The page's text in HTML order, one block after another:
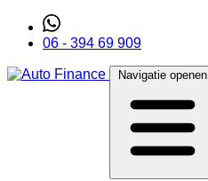
06 - 394 69 909
Navigatie openen